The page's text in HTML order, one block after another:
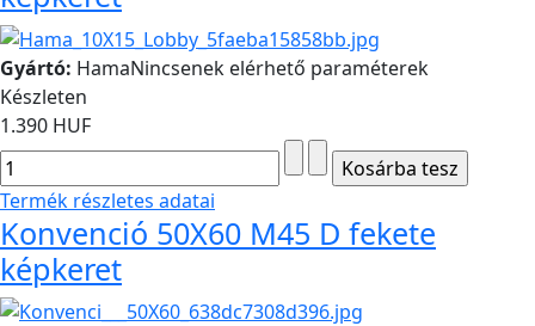
Gyártó: HamaNincsenek elérhető paraméterek
Készleten
1.390 HUF
Termék részletes adatai
Konvenció 50X60 M45 D fekete
képkeret